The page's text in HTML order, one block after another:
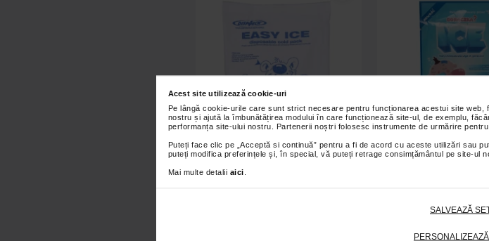
Acest site utilizează cookie-uri
Pe lângă cookie-urile care sunt strict necesare pentru funcționarea acestui site
nostru și ajută la îmbunătățirea modului în care funcționează site-ul, de exemplu,
performanța site-ului nostru. Partenerii noștri folosesc instrumente de urmărire
Puteți face clic pe „Acceptă si continuă” pentru a fi de acord cu aceste utilizări sau
puteți modifica preferințele și, în special, vă puteți retrage consimțământul pe site-ul
Mai multe detalii aici
SALVEAZĂ